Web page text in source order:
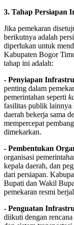
3. Tahap Persiapan
Jika pemekaran
berikutnya adalah
diperlukan untuk
Kabupaten Bogor
tahap ini adalah:
- Penyiapan
penting dalam
pemerintahan seperti
fasilitas publik lainnya
daerah bekerja sama
mempercepat
dimekarkan.
- Pembentukan
organisasi
kepala daerah, dan
dari persiapan.
Bupati dan Wakil
pemekaran resmi
- Penguatan
diikuti dengan